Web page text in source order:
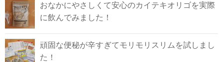
おなかにやさしくて安心のカイテキオリゴを実際
に飲んでみました！
頑固な便秘が辛すぎてモリモリスリムを試しまし
た！